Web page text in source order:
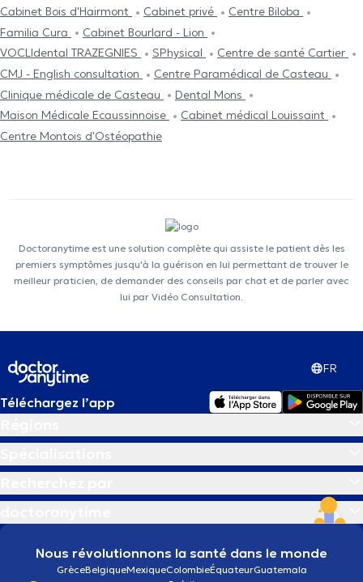
Cabinet Bois d'Hairmont
Cabinet privé
Centre Biloba
Familia Cura
Cabinet Bourlard - Lion
VOCLIdental TRAZEGNIES
SPhysical
Centre de santé Cartier
CMJ - English consultation
Centre Paramédical de Casteau
Clinique médicale de Casteau
Dental Mons
Maison Médicale Ecaussinnoise
Cabinet médical Louissaint
Centre Μontois d'Ostéopathie
Doctoranytime est une solution complète qui assiste le patient dès les
premiers symptômes jusqu'à la guérison en lui permettant de trouver le
meilleur praticien, de demander des conseils par chat et de parler avec
lui par Vidéo Consultation.
FR
Téléchargez l’app
Nous révolutionnons la santé dans le monde
GrèceBelgiqueMexiqueColombieÉquateurGuatemala